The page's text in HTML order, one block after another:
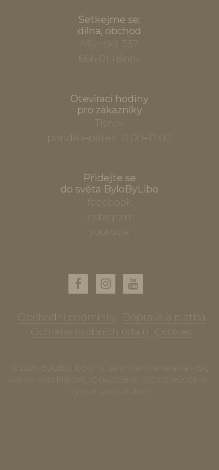
Setkejme se:
dílna, obchod
Mlýnská 337
666 01 Tišnov
Otevírací hodiny
pro zákazníky
Tišnov
pondělí–pátek 10.00–17.00
Přidejte se
do světa ByloByLibo
facebook
instagram
youtube
Obchodní podmínky
Doprava a platba
Ochrana osobních údajů
Cookies
© 2026 ByloByLibo s.r.o., se sídlem Jenerálka 1454,
666 02 Předklášteří, IČ 06202845, DIČ CZ06202845 |
Vytvořil